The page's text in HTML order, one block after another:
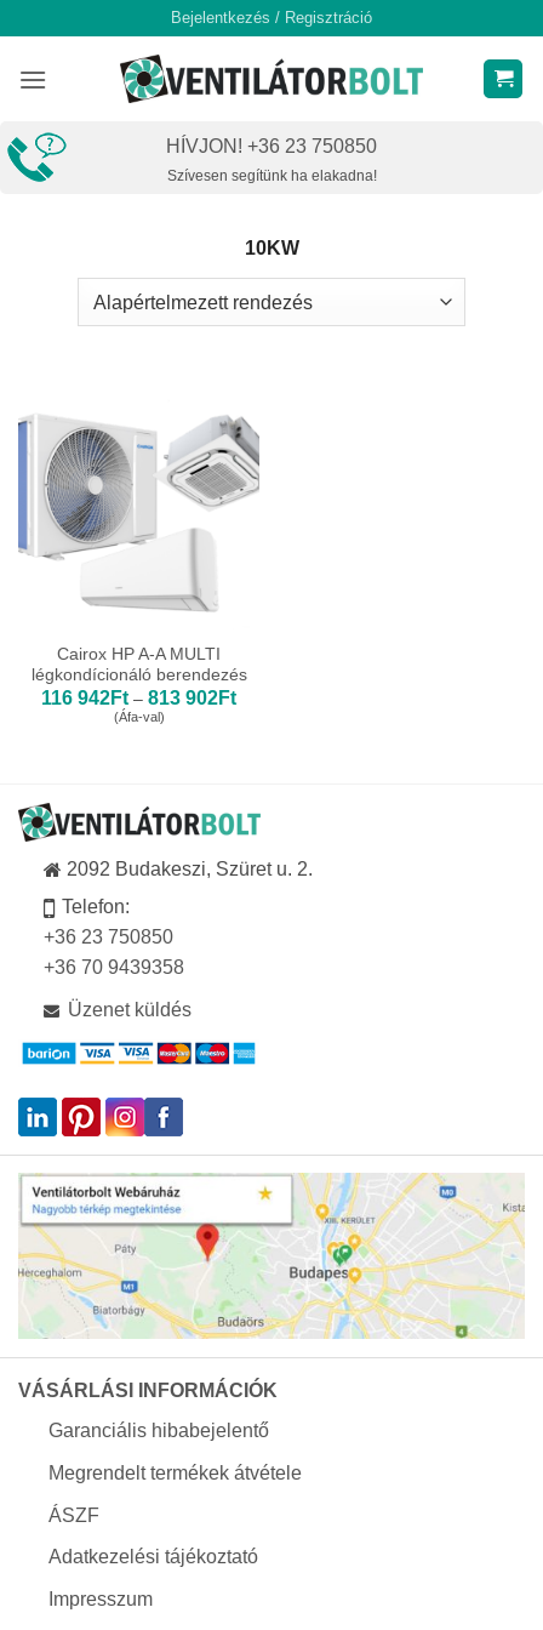
content
Bejelentkezés / Regisztráció
HÍVJON! +36 23 750850
Szívesen segítünk ha elakadna!
10KW
Cairox HP A-A MULTI
légkondícionáló berendezés
116 942Ft – 813 902FtÁrtartomány:
(Áfa-val)
2092 Budakeszi, Szüret u. 2.
Telefon:
+36 23 750850
+36 70 9439358
Üzenet küldés
VÁSÁRLÁSI INFORMÁCIÓK
Garanciális hibabejelentő
Megrendelt termékek átvétele
ÁSZF
Adatkezelési tájékoztató
Impresszum